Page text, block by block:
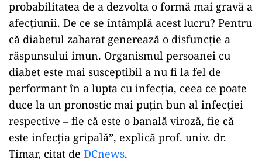
probabilitatea de a dezvolta o formă mai gravă a
afecțiunii. De ce se întâmplă acest lucru? Pentru
că diabetul zaharat generează o disfuncție a
răspunsului imun. Organismul persoanei cu
diabet este mai susceptibil a nu fi la fel de
performant în a lupta cu infecția, ceea ce poate
duce la un pronostic mai puțin bun al infecției
respective – fie că este o banală viroză, fie că
este infecția gripală”, explică prof. univ. dr.
Timar, citat de DCnews.